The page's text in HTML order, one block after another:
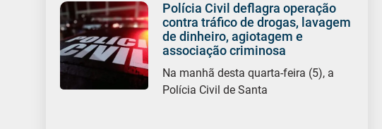
Polícia Civil deflagra operação
contra tráfico de drogas, lavagem
de dinheiro, agiotagem e
associação criminosa
Na manhã desta quarta-feira (5), a
Polícia Civil de Santa